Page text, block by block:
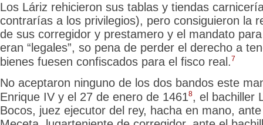
Los Láriz rehicieron sus tablas y tiendas
contrarías a los privilegios), pero consiguieron la
de sus corregidor y prestamero y el mandato
eran “legales”, so pena de perder el derecho a
bienes fuesen confiscados para el fisco real.7
No aceptaron ninguno de los dos bandos este
Enrique IV y el 27 de enero de 14618, el bachiller
Bocos, juez ejecutor del rey, hacha en mano,